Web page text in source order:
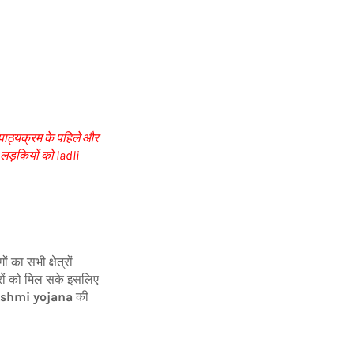
पाठ्यक्रम के पहिले और
लड़कियों को ladli
का सभी क्षेत्रों
को मिल सके इसलिए
yojana की